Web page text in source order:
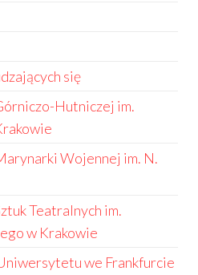
się
Hutniczej im.
Wojennej im. N.
Teatralnych im.
w Krakowie
we Frankfurcie